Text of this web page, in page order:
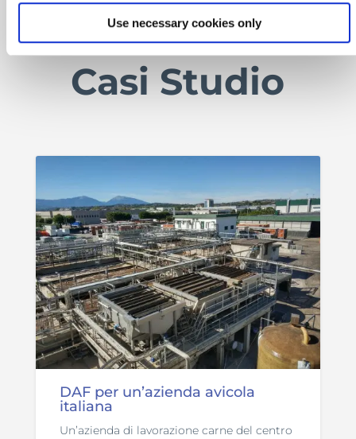
Use necessary cookies only
Casi Studio
DAF per un’azienda avicola
italiana
Un’azienda di lavorazione carne del centro